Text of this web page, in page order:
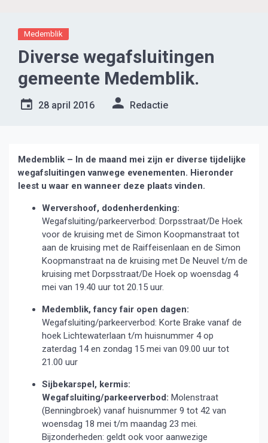
Medemblik
Diverse wegafsluitingen
gemeente Medemblik.
28 april 2016 Redactie
Medemblik – In de maand mei zijn er diverse tijdelijke
wegafsluitingen vanwege evenementen. Hieronder
leest u waar en wanneer deze plaats vinden.
Wervershoof, dodenherdenking:
Wegafsluiting/parkeerverbod: Dorpsstraat/De Hoek
voor de kruising met de Simon Koopmanstraat tot
aan de kruising met de Raiffeisenlaan en de Simon
Koopmanstraat na de kruising met De Neuvel t/m de
kruising met Dorpsstraat/De Hoek op woensdag 4
mei van 19.40 uur tot 20.15 uur.
Medemblik, fancy fair open dagen:
Wegafsluiting/parkeerverbod: Korte Brake vanaf de
hoek Lichtewaterlaan t/m huisnummer 4 op
zaterdag 14 en zondag 15 mei van 09.00 uur tot
21.00 uur
Sijbekarspel, kermis:
Wegafsluiting/parkeerverbod: Molenstraat
(Benningbroek) vanaf huisnummer 9 tot 42 van
woensdag 18 mei t/m maandag 23 mei.
Bijzonderheden: geldt ook voor aanwezige